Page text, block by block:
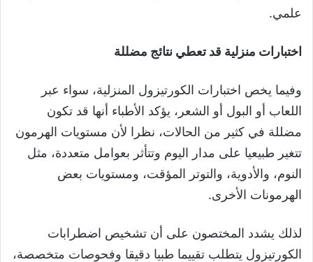
علمي.
اختبارات منزلية قد تعطي نتائج مضللة
وفيما يخص اختبارات الكورتيزول المنزلية، سواء عبر
اللعاب أو البول أو الشعر، يؤكد الأطباء أنها قد تكون
مضللة في كثير من الحالات، نظرا لأن مستويات الهرمون
تتغير طبيعيا على مدار اليوم وتتأثر بعوامل متعددة، مثل
النوم، والأدوية، والتوتر المؤقت، ومستويات بعض
الهرمونات الأخرى.
لذلك يشدد المختصون على أن تشخيص اضطرابات
الكورتيزول يتطلب تقييما طبيا دقيقا وفحوصات متخصصة،